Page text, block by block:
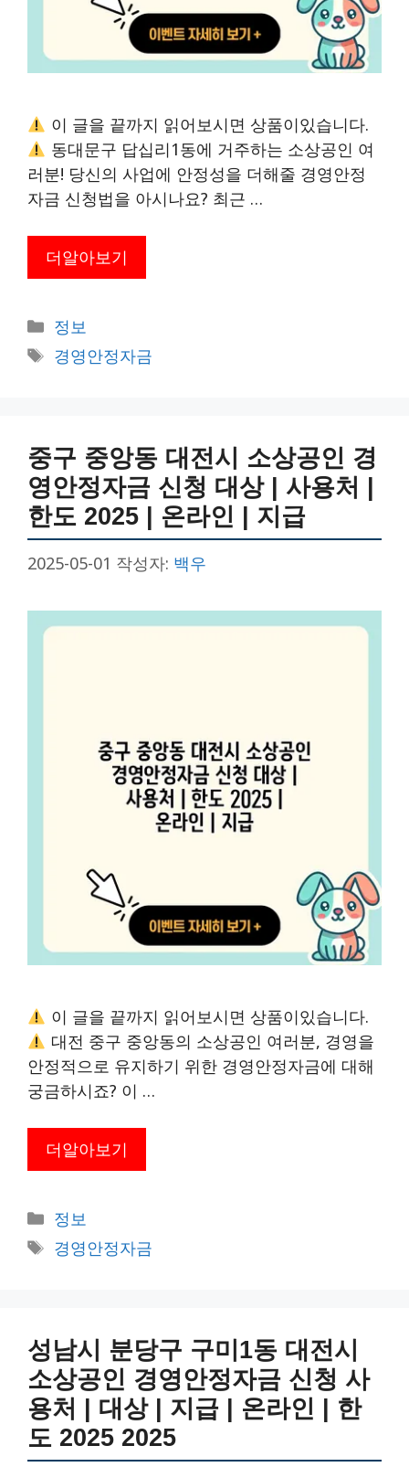
이 글을 끝까지 읽어보시면 상품이있습니다.
동대문구 답십리1동에 거주하는 소상공인 여
러분! 당신의 사업에 안정성을 더해줄 경영안정
자금 신청법을 아시나요? 최근 …
더알아보기
카
테
고
정보
태
경영안정자금
중구 중앙동 대전시 소상공인 경
영안정자금 신청 대상 | 사용처 |
한도 2025 | 온라인 | 지급
2025-05-01 작성자: 백우
이 글을 끝까지 읽어보시면 상품이있습니다.
대전 중구 중앙동의 소상공인 여러분, 경영을
안정적으로 유지하기 위한 경영안정자금에 대해
궁금하시죠? 이 …
더알아보기
카
테
고
정보
태
경영안정자금
성남시 분당구 구미1동 대전시
소상공인 경영안정자금 신청 사
용처 | 대상 | 지급 | 온라인 | 한
도 2025 2025